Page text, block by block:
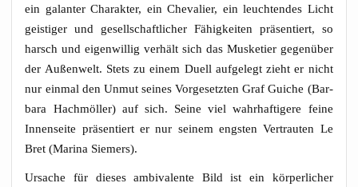
ein galan­ter Cha­rak­ter, ein Che­va­lier, ein leuch­ten­des Licht
geis­ti­ger und gesell­schaft­li­cher Fähig­kei­ten prä­sen­tiert, so
harsch und eigen­wil­lig ver­hält sich das Mus­ke­tier gegen­über
der Außen­welt. Stets zu einem Duell auf­ge­legt zieht er nicht
nur ein­mal den Unmut sei­nes Vor­ge­setz­ten Graf Guiche (Bar­
ba­ra Hach­m­öl­ler) auf sich. Sei­ne viel wahr­haf­ti­ge­re fei­ne
Innen­sei­te prä­sen­tiert er nur sei­nem engs­ten Ver­trau­ten Le
Bret (Mari­na Siemers).
Ursa­che für die­ses ambi­va­len­te Bild ist ein kör­per­li­cher